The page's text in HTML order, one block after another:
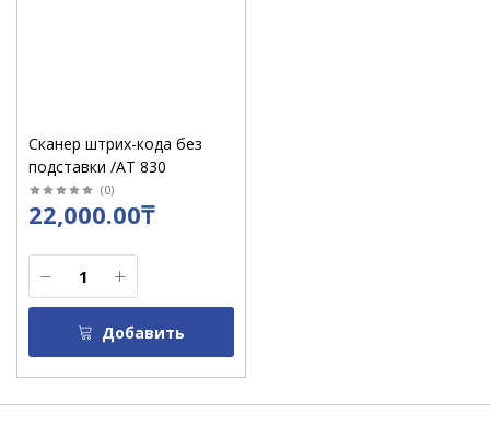
Сканер штрих-кода без
подставки /АТ 830
(0)
22,000.00₸
Добавить